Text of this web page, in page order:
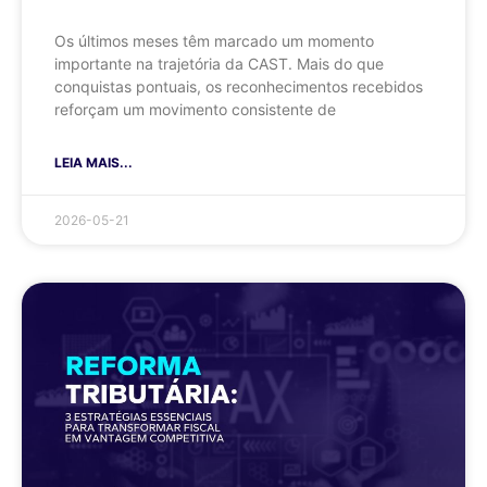
Os últimos meses têm marcado um momento
importante na trajetória da CAST. Mais do que
conquistas pontuais, os reconhecimentos recebidos
reforçam um movimento consistente de
LEIA MAIS...
2026-05-21